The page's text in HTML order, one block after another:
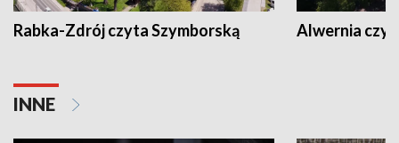
Rabka-Zdrój czyta Szymborską Alwernia
INNE